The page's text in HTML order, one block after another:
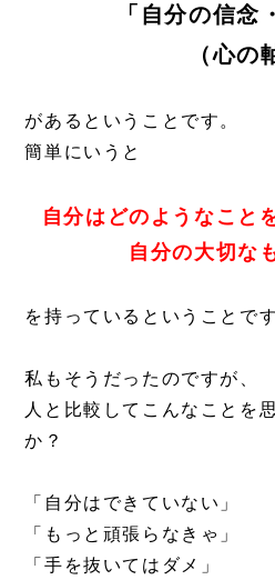
「自分の信念
（心の
があるということです。
簡単にいうと
自分はどのようなこと
自分の大切な
を持っているということです
私もそうだったのですが、
人と比較してこんなことを
か？
「自分はできていない」
「もっと頑張らなきゃ」
「手を抜いてはダメ」